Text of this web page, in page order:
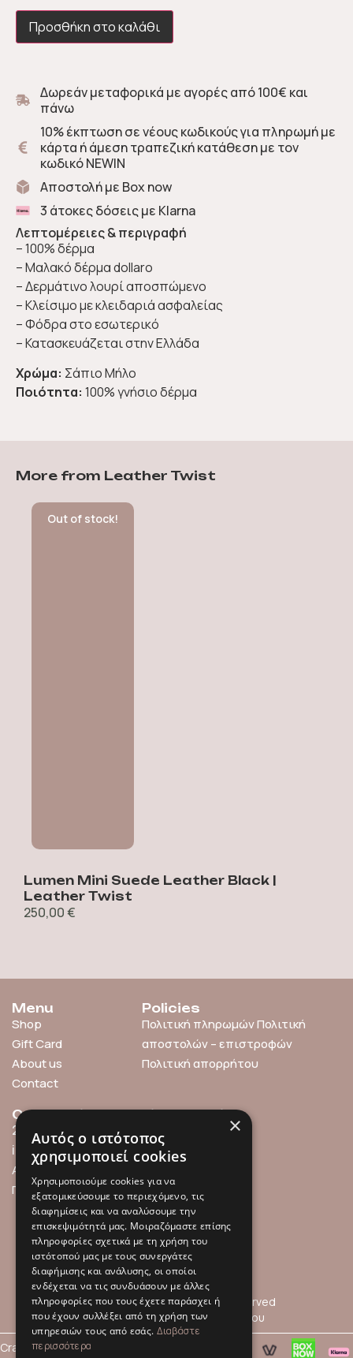
Προσθήκη στο καλάθι
Δωρεάν μεταφορικά με αγορές από 100€ και
πάνω
10% έκπτωση σε νέους κωδικούς για πληρωμή με
κάρτα ή άμεση τραπεζική κατάθεση με τον
κωδικό NEWIN
Αποστολή με Box now
3 άτοκες δόσεις με Klarna
Λεπτομέρειες & περιγραφή
– 100% δέρμα
– Μαλακό δέρμα dollaro
– Δερμάτινο λουρί αποσπώμενο
– Κλείσιμο με κλειδαριά ασφαλείας
– Φόδρα στο εσωτερικό
– Κατασκευάζεται στην Ελλάδα
Χρώμα: Σάπιο Μήλο
Ποιότητα: 100% γνήσιο δέρμα
More from Leather Twist
Out of stock!
Lumen Mini Suede Leather Black |
Leather Twist
250,00€
Menu
Shop
Gift Card
About us
Contact
Policies
Πολιτική πληρωμώνΠολιτική
αποστολών – επιστροφών
Πολιτική απορρήτου
Contact info
211 0101119
info@millefleurs.gr
Αγίου Αλεξάνδρου 69,
Παλαιό Φάληρο
Find us online
© 2026 Millefleurs | All rights reserved
Όροι Χρήσης Πολιτική Απορρήτου
Crafted with
by
×
Αυτός ο ιστότοπος
χρησιμοποιεί cookies
Χρησιμοποιούμε cookies για να
εξατομικεύσουμε το περιεχόμενο, τις
διαφημίσεις και να αναλύσουμε την
επισκεψιμότητά μας. Μοιραζόμαστε επίσης
πληροφορίες σχετικά με τη χρήση του
ιστότοπού μας με τους συνεργάτες
διαφήμισης και ανάλυσης, οι οποίοι
ενδέχεται να τις συνδυάσουν με άλλες
πληροφορίες που τους έχετε παράσχει ή
που έχουν συλλέξει από τη χρήση των
υπηρεσιών τους από εσάς. Διαβάστε
περισσότερα